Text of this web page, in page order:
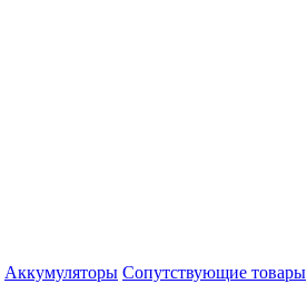
Аккумуляторы Сопутствующие товары